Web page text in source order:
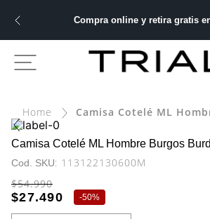
Compra online y retira gratis
Camisa Cotelé ML Hombre
Camisa Cotelé ML Hombre Burgos
: 113122130600M
$54.990
$27.490 -50%
BUSCADOS